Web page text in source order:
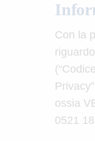
Con la
ossia
0521